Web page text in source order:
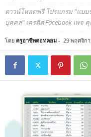
ดาวน์โหลดฟรี โปรแกรม "แบ
บุคคล" เครดิต Facebook เพจ
โดย ครูอาชีพดอทคอม - 29 พฤศจิก